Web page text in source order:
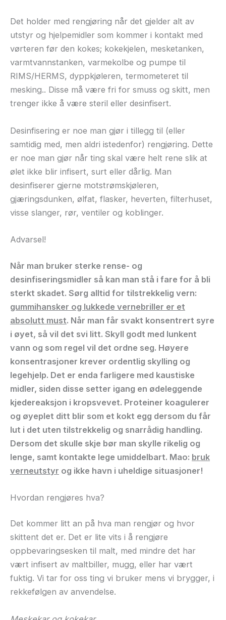
Det holder med rengjøring når det gjelder alt av
utstyr og hjelpemidler som kommer i kontakt med
vørteren før den kokes; kokekjelen, mesketanken,
varmtvannstanken, varmekolbe og pumpe til
RIMS/HERMS, dyppkjøleren, termometeret til
mesking.. Disse må være fri for smuss og skitt, men
trenger ikke å være steril eller desinfisert.
Desinfisering er noe man gjør i tillegg til (eller
samtidig med, men aldri istedenfor) rengjøring. Dette
er noe man gjør når ting skal være helt rene slik at
ølet ikke blir infisert, surt eller dårlig. Man
desinfiserer gjerne motstrømskjøleren,
gjæringsdunken, ølfat, flasker, heverten, filterhuset,
visse slanger, rør, ventiler og koblinger.
Advarsel!
Når man bruker sterke rense- og
desinfiseringsmidler så kan man stå i fare for å bli
sterkt skadet. Sørg alltid for tilstrekkelig vern:
gummihansker og lukkede vernebriller er et
absolutt must. Når man får svakt konsentrert syre
i øyet, så vil det svi litt. Skyll godt med lunkent
vann og som regel vil det ordne seg. Høyere
konsentrasjoner krever ordentlig skylling og
legehjelp. Det er enda farligere med kaustiske
midler, siden disse setter igang en ødeleggende
kjedereaksjon i kropsvevet. Proteiner koagulerer
og øyeplet ditt blir som et kokt egg dersom du får
lut i det uten tilstrekkelig og snarrådig handling.
Dersom det skulle skje bør man skylle rikelig og
lenge, samt kontakte lege umiddelbart. Mao: bruk
verneutstyr og ikke havn i uheldige situasjoner!
Hvordan rengjøres hva?
Det kommer litt an på hva man rengjør og hvor
skittent det er. Det er lite vits i å rengjøre
oppbevaringsesken til malt, med mindre det har
vært infisert av maltbiller, mugg, eller har vært
fuktig. Vi tar for oss ting vi bruker mens vi brygger, i
rekkefølgen av anvendelse.